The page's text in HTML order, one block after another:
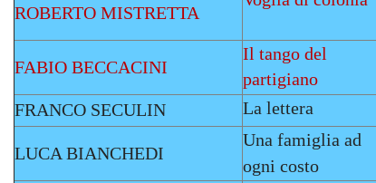
ROBERTO MISTRETTA
FABIO BECCACINI
Il tango del
partigiano
FRANCO SECULIN La lettera
LUCA BIANCHEDI
Una famiglia ad
ogni costo